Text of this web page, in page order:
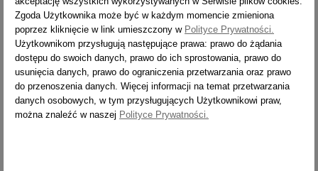
Pokład do drabin przegubowych 4-częściowych dedykowany jest
drabinom z serii Forte. Pokład wykonany jest z wodoodpornej
sklejki, dzięki czemu jest odporny na działanie warunków
atmosferycznych. Antypoślizgowa powłoka zapewnia stabilność i
bezpieczeństwo pracy na podeście. Umożliwia zamienienie
drabiny przegubowej w podest roboczy. Pokład do drabin
przegubowych daje gwarancję stabilnej, antypoślizgowej
powierzchni. Łatwy w transporcie, wygodny do założenia i
użytkowania.
Zgoda Użytkownika może być w każdym momencie zmieniona
poprzez kliknięcie w link umieszczony w Polityce Prywatności.
Użytkownikom przysługują następujące prawa: prawo do żądania
dostępu do swoich danych, prawo do ich sprostowania, prawo do
usunięcia danych, prawo do ograniczenia przetwarzania oraz prawo
do przenoszenia danych. Więcej informacji na temat przetwarzania
danych osobowych, w tym przysługujących Użytkownikowi praw,
można znaleźć w naszej Polityce Prywatności.